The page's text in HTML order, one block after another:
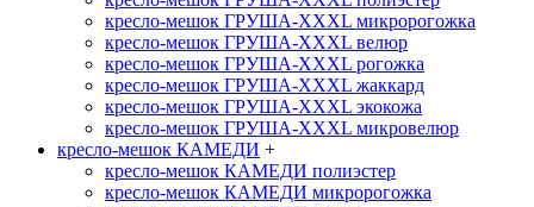
кресло-мешок ГРУША-XXXL микророгожка
кресло-мешок ГРУША-XXXL велюр
кресло-мешок ГРУША-XXXL рогожка
кресло-мешок ГРУША-XXXL жаккард
кресло-мешок ГРУША-XXXL экокожа
кресло-мешок ГРУША-XXXL микровелюр
кресло-мешок КАМЕДИ +
кресло-мешок КАМЕДИ полиэстер
кресло-мешок КАМЕДИ микророгожка